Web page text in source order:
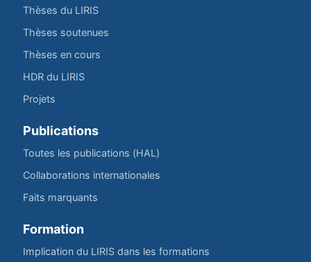
Thèses du LIRIS
Thèses soutenues
Thèses en cours
HDR du LIRIS
Projets
Publications
Toutes les publications (HAL)
Collaborations internationales
Faits marquants
Formation
Implication du LIRIS dans les formations